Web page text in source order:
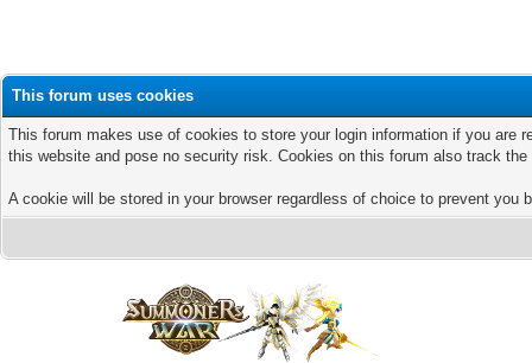
This forum uses cookies
This forum makes use of cookies to store your login information if you
this website and pose no security risk. Cookies on this forum also track
A cookie will be stored in your browser regardless of choice to prevent